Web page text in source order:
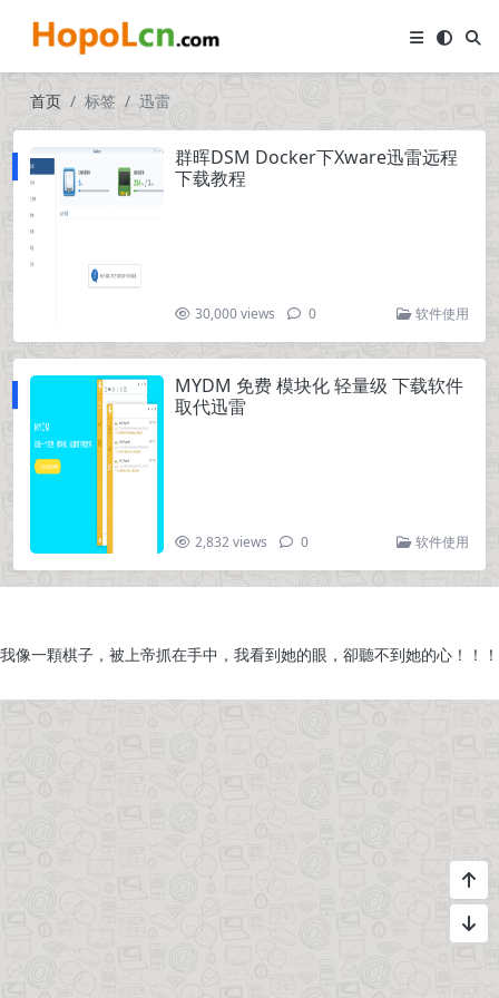
首页 标签 迅雷
群晖DSM Docker下Xware迅雷远程
下载教程
30,000 views 0 软件使用
MYDM 免费 模块化 轻量级 下载软件
取代迅雷
2,832 views 0 软件使用
我像一顆棋子，被上帝抓在手中，我看到她的眼，卻聽不到她的心！！！